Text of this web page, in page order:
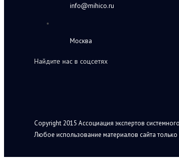
info@mihico.ru
Москва
Найдите нас в соцсетях
Copyright 2015 Ассоциация экспертов
Любое использование материалов сайта